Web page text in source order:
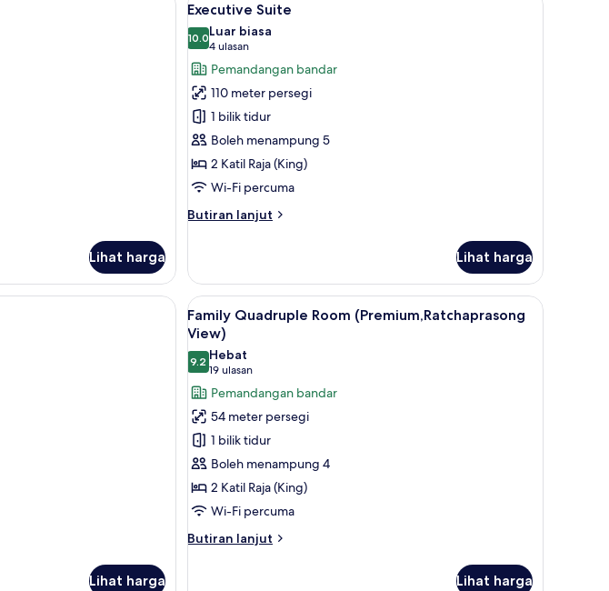
Lihat harga
semua
foto
untuk
Executive
Suite
10
Executive Suite
10.010.0 daripada 10
Luar biasa
4 ulasan
(4
ulasan)
Pemandangan bandar
110 meter persegi
1 bilik tidur
Boleh menampung 5
2 Katil Raja (King)
Wi-Fi percuma
Butiran lanjut
Butiran
Suite
Lihat harga
Club Suite | Peralatan tempat tidur premium, bar mini, peti besi dalam bilik, meja
Lihat harga
Lihat
semua
foto
untuk
Family
Quadruple
Room
(Premium,Ratchaprasong
View)
Peralatan tempat tidur premium, bar mini,
5
Family Quadruple Room (Premium,Ratchaprasong
View)
9.29.2 daripada 10
Hebat
19 ulasan
(19
ulasan)
Pemandangan bandar
54 meter persegi
1 bilik tidur
Boleh menampung 4
2 Katil Raja (King)
Wi-Fi percuma
Butiran lanjut
Butiran
Lihat harga